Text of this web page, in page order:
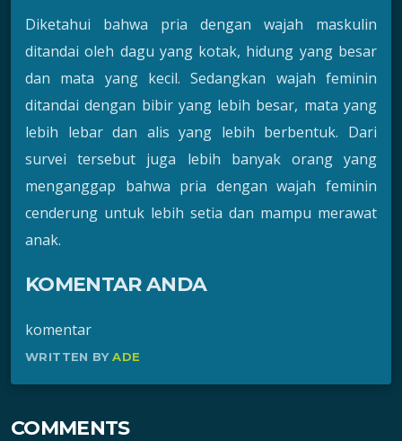
Diketahui bahwa pria dengan wajah maskulin
ditandai oleh dagu yang kotak, hidung yang besar
dan mata yang kecil. Sedangkan wajah feminin
ditandai dengan bibir yang lebih besar, mata yang
lebih lebar dan alis yang lebih berbentuk. Dari
survei tersebut juga lebih banyak orang yang
menganggap bahwa pria dengan wajah feminin
cenderung untuk lebih setia dan mampu merawat
anak.
KOMENTAR ANDA
komentar
WRITTEN BYADE
COMMENTS